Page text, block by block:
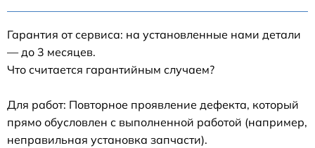
Гарантия от сервиса: на установленные нами детали
— до 3 месяцев.
Что считается гарантийным случаем?
Для работ: Повторное проявление дефекта, который
прямо обусловлен с выполненной работой (например,
неправильная установка запчасти).